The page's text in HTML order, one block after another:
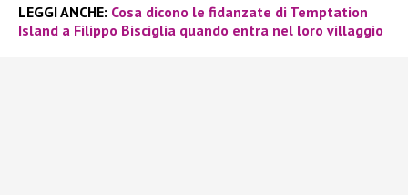
LEGGI ANCHE: Cosa dicono le fidanzate di Temptation
Island a Filippo Bisciglia quando entra nel loro villaggio